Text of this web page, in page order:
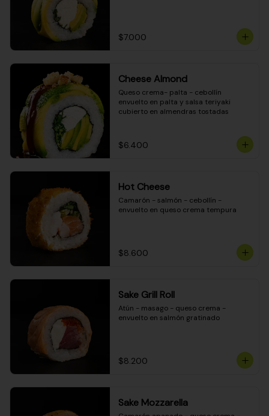
$7.000
Cheese Almond
Queso crema- palta - cebollín
envuelto en palta y salsa teriyaki
cubierto en almendras tostadas
$6.400
Hot Cheese
Camarón - salmón - cebollín -
envuelto en queso crema tempura
$8.600
Sake Grill Roll
Atún - masago - queso crema -
envuelto en salmón gratinado
$8.200
Sake Mozzarella